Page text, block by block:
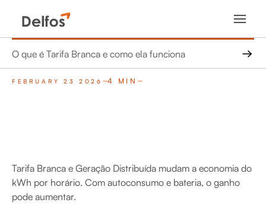
O que é Tarifa Branca e como ela funciona
FEBRUARY 23 2026 4 MIN
Tarifa Branca e Geração Distribuída mudam a economia do
kWh por horário. Com autoconsumo e bateria, o ganho
pode aumentar.